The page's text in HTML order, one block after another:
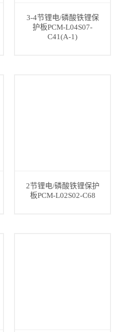
3-4节锂电/磷酸铁锂保
护板PCM-L04S07-
C41(A-1)
2节锂电/磷酸铁锂保护
板PCM-L02S02-C68